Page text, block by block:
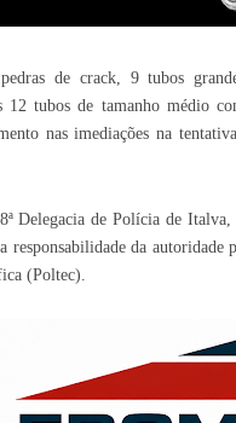
de crack, 9 tubos
12 tubos de tamanho médio
nas imediações na
Delegacia de Polícia de
responsabilidade da
(Poltec).